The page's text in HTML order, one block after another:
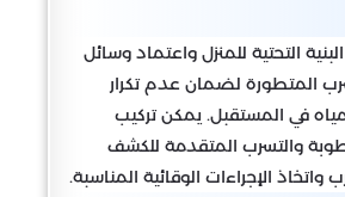
التحتية للمنزل واعتماد وسائل
المتطورة لضمان عدم تكرار
في المستقبل. يمكن تركيب
والتسرب المتقدمة للكشف
الإجراءات الوقائية المناسبة.